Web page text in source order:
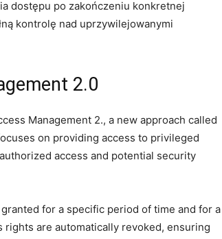
dostępu po zakończeniu ‍konkretnej
kontrolę nad uprzywilejowanymi
‌2.0
Management 2., a ⁤new approach called
on providing access to privileged
access ⁤and potential security
for a specific period ⁣of time and for a
are automatically ⁣revoked, ensuring